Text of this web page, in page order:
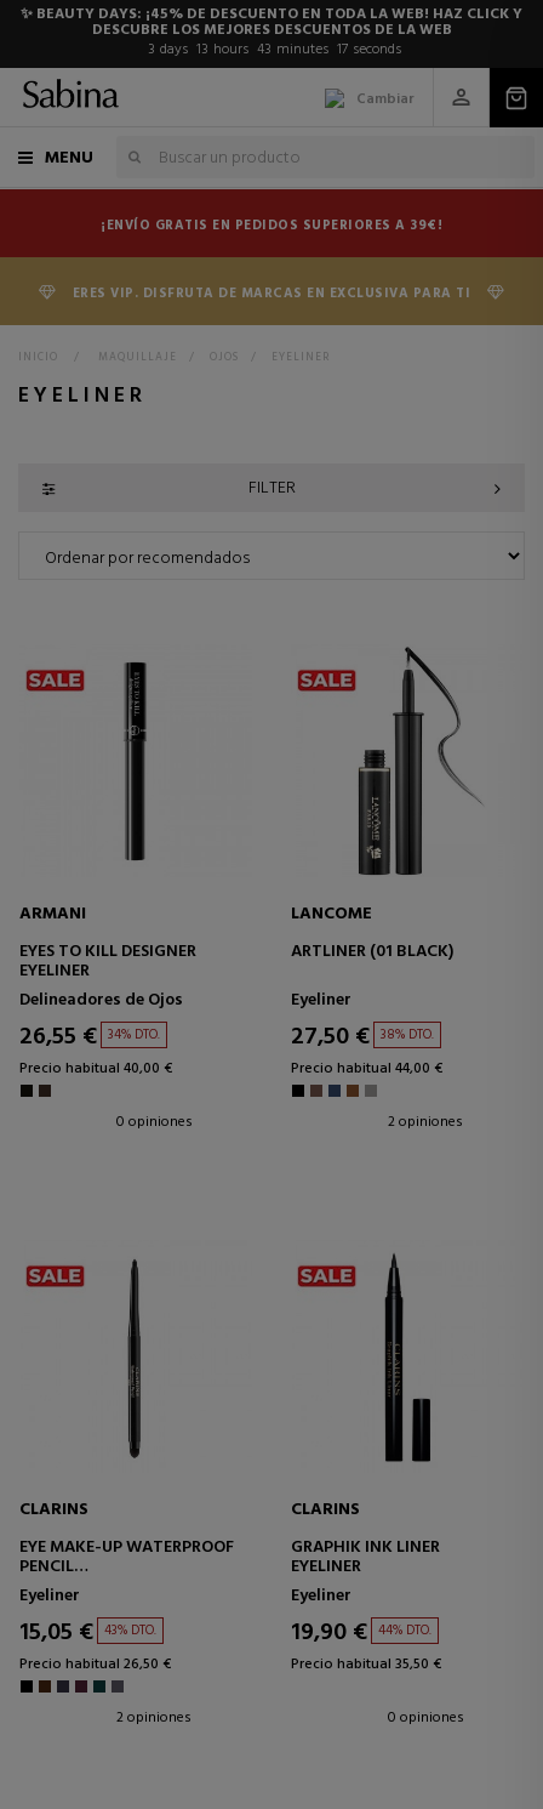
✨ BEAUTY DAYS: ¡45% DE DESCUENTO EN TODA LA WEB! HAZ CLICK Y
DESCUBRE LOS MEJORES DESCUENTOS DE LA WEB
3 days 13 hours 43 minutes 16 seconds
Cambiar
MENU
¡ENVÍO GRATIS EN PEDIDOS SUPERIORES A 39€!
ERES VIP. DISFRUTA DE MARCAS EN EXCLUSIVA PARA TI
INICIO > MAQUILLAJE > OJOS > EYELINER
EYELINER
FILTER
ARMANI
EYES TO KILL DESIGNER
EYELINER
Delineadores de Ojos
26,55 € 34% DTO.
Precio habitual 40,00 €
0 opiniones
LANCOME
ARTLINER (01 BLACK)
Eyeliner
27,50 € 38% DTO.
Precio habitual 44,00 €
2 opiniones
CLARINS
EYE MAKE-UP WATERPROOF
PENCIL
LAPIZ DE OJOS
Eyeliner
15,05 € 43% DTO.
Precio habitual 26,50 €
2 opiniones
CLARINS
GRAPHIK INK LINER
EYELINER
Eyeliner
19,90 € 44% DTO.
Precio habitual 35,50 €
0 opiniones